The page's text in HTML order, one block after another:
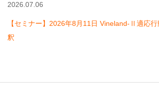
2026.07.06
【セミナー】2026年8月11日 Vineland-Ⅱ適応
釈